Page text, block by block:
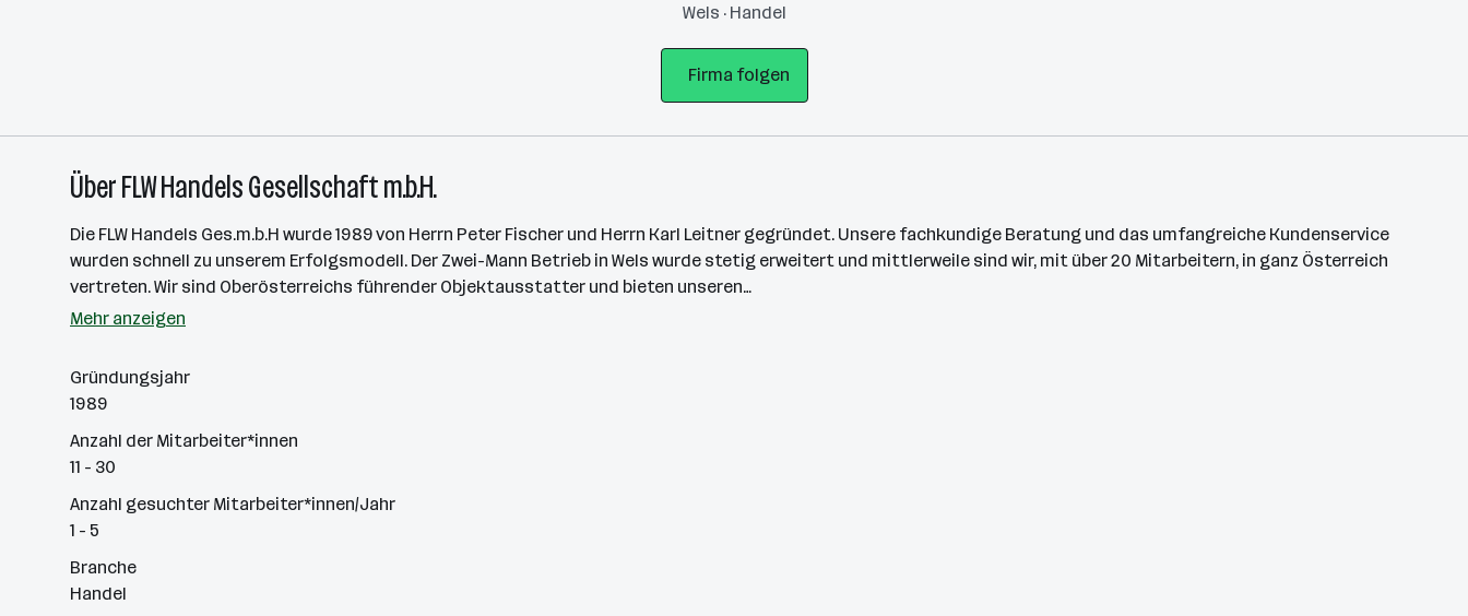
Wels · Handel
Firma folgen
Über FLW Handels Gesellschaft m.b.H.
Die FLW Handels Ges.m.b.H wurde 1989 von Herrn Peter Fischer und Herrn Karl Leitner gegründet. Unsere fachkundige Beratung und das umfangreiche Kundenservice
wurden schnell zu unserem Erfolgsmodell. Der Zwei-Mann Betrieb in Wels wurde stetig erweitert und mittlerweile sind wir, mit über 20 Mitarbeitern, in ganz Österreich
vertreten. Wir sind Oberösterreichs führender Objektausstatter und bieten unseren…
Mehr anzeigen
Gründungsjahr
1989
Anzahl der Mitarbeiter*innen
11 - 30
Anzahl gesuchter Mitarbeiter*innen/Jahr
1 - 5
Branche
Handel